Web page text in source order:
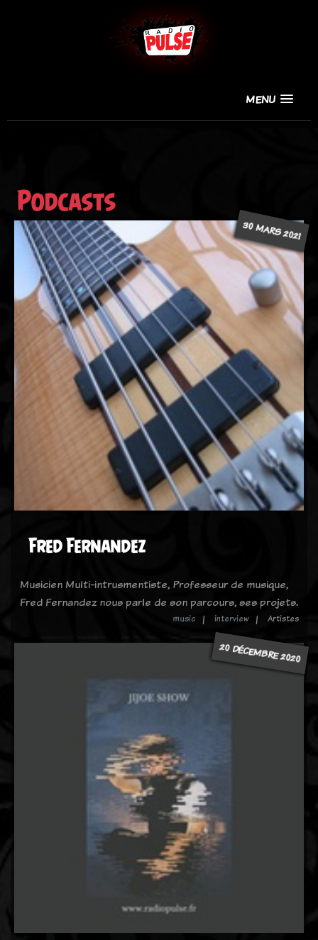
MENU
Podcasts
30 MARS 2021
Fred Fernandez
Musicien Multi-intrusmentiste, Professeur de musique,
Fred Fernandez nous parle de son parcours, ses projets.
music interview Artistes
20 DÉCEMBRE 2020